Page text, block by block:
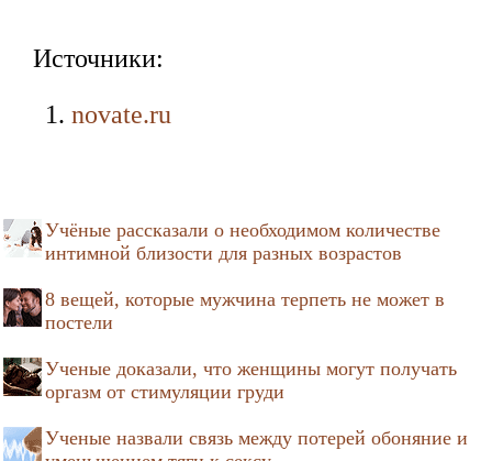
Источники:
novate.ru
Учёные рассказали о необходимом количестве
интимной близости для разных возрастов
8 вещей, которые мужчина терпеть не может в
постели
Ученые доказали, что женщины могут получать
оргазм от стимуляции груди
Ученые назвали связь между потерей обоняние и